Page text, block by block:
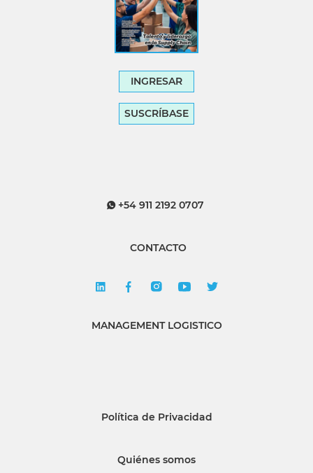
INGRESAR
SUSCRÍBASE
+54 911 2192 0707
CONTACTO
MANAGEMENT LOGISTICO
Política de Privacidad
Quiénes somos